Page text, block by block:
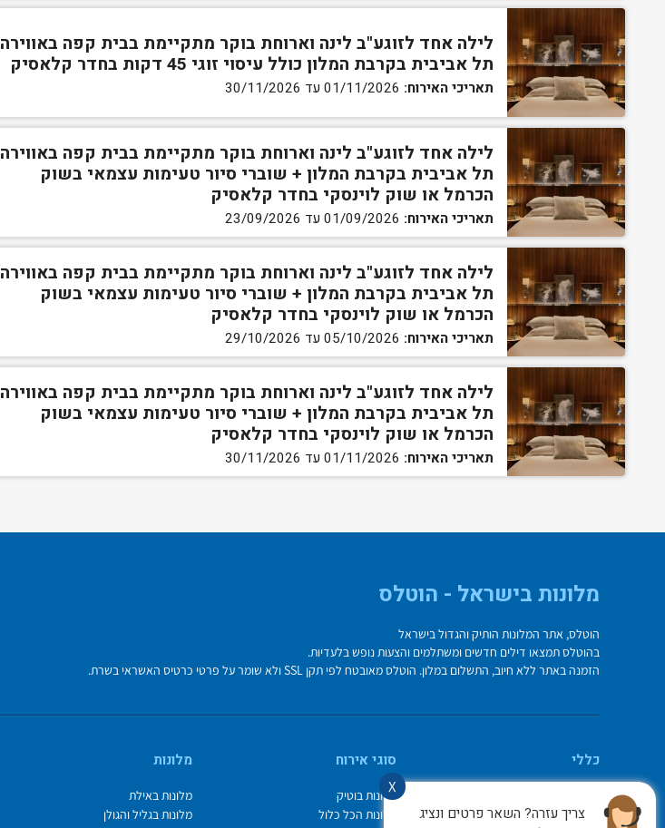
לילה אחד לזוגע"ב לינה וארוחת בוקר מתקיימת בבית קפה באווירה
תל אביבית בקרבת המלון כולל עיסוי זוגי 45 דקות בחדר קלאסיק
תאריכי האירוח:
לילה אחד לזוגע"ב לינה וארוחת בוקר מתקיימת בבית קפה באווירה
תל אביבית בקרבת המלון + שוברי סיור טעימות עצמאי בשוק
הכרמל או שוק לוינסקי בחדר קלאסיק
תאריכי האירוח:
לילה אחד לזוגע"ב לינה וארוחת בוקר מתקיימת בבית קפה באווירה
תל אביבית בקרבת המלון + שוברי סיור טעימות עצמאי בשוק
הכרמל או שוק לוינסקי בחדר קלאסיק
תאריכי האירוח:
לילה אחד לזוגע"ב לינה וארוחת בוקר מתקיימת בבית קפה באווירה
תל אביבית בקרבת המלון + שוברי סיור טעימות עצמאי בשוק
הכרמל או שוק לוינסקי בחדר קלאסיק
תאריכי האירוח:
X
צריך עזרה? השאר פרטים ונציג
מלונות בישראל - הוטלס
הוטלס, אתר המלונות הותיק והגדול בישראל
בהוטלס תמצאו דילים חדשים ומשתלמים והצעות נופש בלעדיות.
הזמנה באתר ללא חיוב, התשלום במלון. הוטלס מאובטח לפי תקן SSL ולא שומר על פרטי כרטיס האשראי בשרת.
כללי
איך משתמשים באתר
סוגי אירוח
מלונות בוטיק
מלונות הכל כלול
מלונות
מלונות באילת
מלונות בגליל והגולן